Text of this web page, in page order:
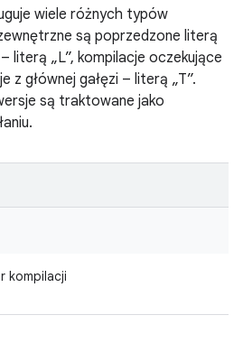
wiele różnych typów
są poprzedzone literą
literą „L”, kompilacje oczekujące
z głównej gałęzi – literą „T”.
są traktowane jako
kompilacji